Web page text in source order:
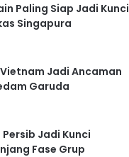
Paling Siap Jadi Kunci
Singapura
Jadi Ancaman
Garuda
Jadi Kunci
Fase Grup